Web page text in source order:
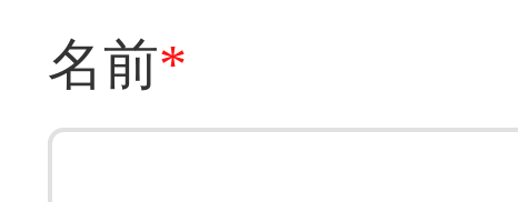
名前*